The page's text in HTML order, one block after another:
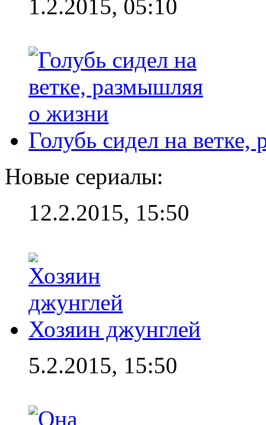
1.2.2015, 05:10
Голубь сидел на
Новые сериалы:
12.2.2015, 15:50
Хозяин джунглей
5.2.2015, 15:50